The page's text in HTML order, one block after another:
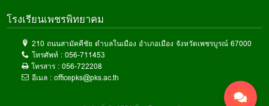
โรงเรียนเพชรพิทยาคม
210 ถนนสามัคคีชัย ตำบลในเมือง อำเภอเมือง จังหวัดเพชรบูรณ์ 67000
โทรศัพท์ :056-711453
โทรสาร :056-722208
อีเมล :officepks@pks.ac.th